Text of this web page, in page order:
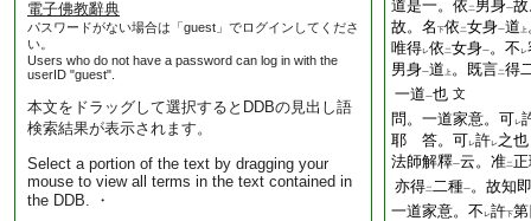
電子佛教辭典
パスワードがない場合は「guest」でログインしてくださ
い。
Users who do not have a password can log in with the
userID "guest".
本文をドラッグして選択するとDDBの見出し語
検索結果が表示されます。
Select a portion of the text by dragging your
mouse to view all terms in the text contained in
the DDB. ・
道是一。依 二 男身一
故。名 下依 二女身一道 上
唯得レ依 二女身一。不 レ
男身一道 上 。既言二得
一道一也 文
問。一道家意。可レ
耶 答。可レ許レ之也
法師解釋一云。准二
亦得二二種一。故知
一道家意。不 レ許下